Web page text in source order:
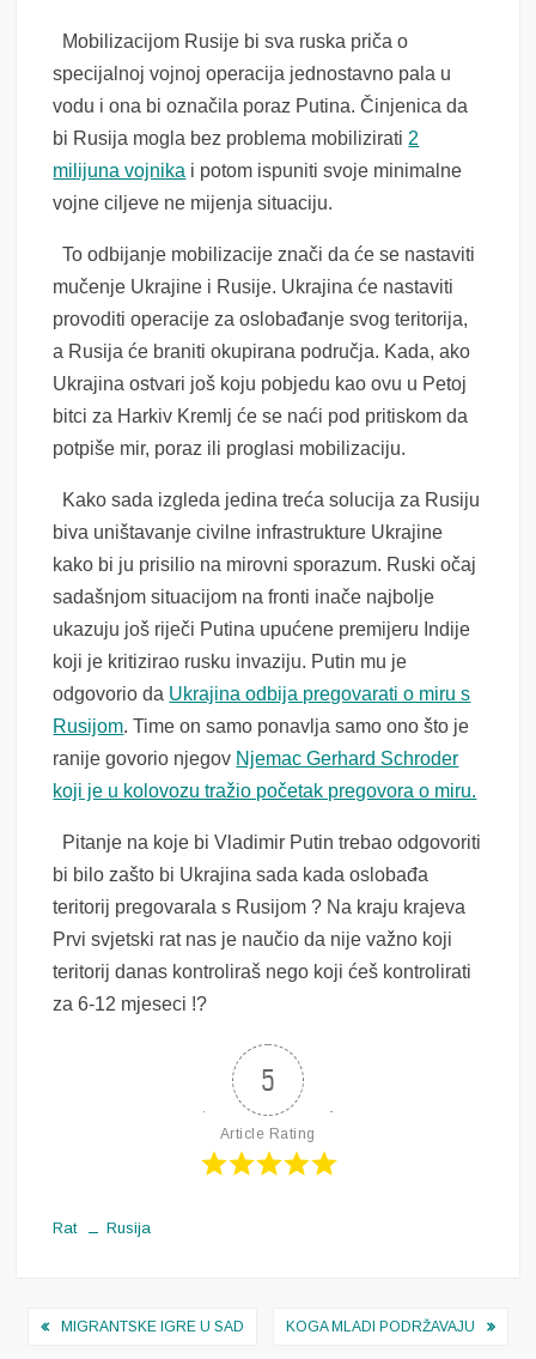
Mobilizacijom Rusije bi sva ruska priča o
specijalnoj vojnoj operacija jednostavno pala u
vodu i ona bi označila poraz Putina. Činjenica da
bi Rusija mogla bez problema mobilizirati 2
milijuna vojnika i potom ispuniti svoje minimalne
vojne ciljeve ne mijenja situaciju.
To odbijanje mobilizacije znači da će se nastaviti
mučenje Ukrajine i Rusije. Ukrajina će nastaviti
provoditi operacije za oslobađanje svog teritorija,
a Rusija će braniti okupirana područja. Kada, ako
Ukrajina ostvari još koju pobjedu kao ovu u Petoj
bitci za Harkiv Kremlj će se naći pod pritiskom da
potpiše mir, poraz ili proglasi mobilizaciju.
Kako sada izgleda jedina treća solucija za Rusiju
biva uništavanje civilne infrastrukture Ukrajine
kako bi ju prisilio na mirovni sporazum. Ruski očaj
sadašnjom situacijom na fronti inače najbolje
ukazuju još riječi Putina upućene premijeru Indije
koji je kritizirao rusku invaziju. Putin mu je
odgovorio da Ukrajina odbija pregovarati o miru s
Rusijom. Time on samo ponavlja samo ono što je
ranije govorio njegov Njemac Gerhard Schroder
koji je u kolovozu tražio početak pregovora o miru.
Pitanje na koje bi Vladimir Putin trebao odgovoriti
bi bilo zašto bi Ukrajina sada kada oslobađa
teritorij pregovarala s Rusijom ? Na kraju krajeva
Prvi svjetski rat nas je naučio da nije važno koji
teritorij danas kontroliraš nego koji ćeš kontrolirati
za 6-12 mjeseci !?
5
Article Rating
Rat Rusija
Navigacija
MIGRANTSKE IGRE U SAD KOGA MLADI PODRŽAVAJU